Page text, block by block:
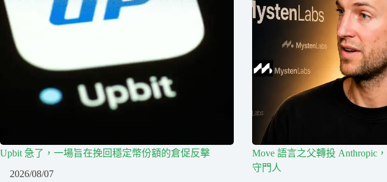
Upbit 急了，一場旨在挽回穩定幣份額的倉促反擊
2026/08/07
Move 語言之父轉投 Anthropic
守門人